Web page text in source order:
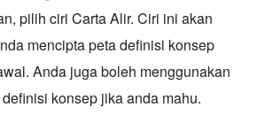
pilih ciri Carta Alir. Ciri ini akan
mencipta peta definisi konsep
Anda juga boleh menggunakan
konsep jika anda mahu.